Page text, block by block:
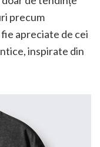
precum
apreciate de cei
inspirate din